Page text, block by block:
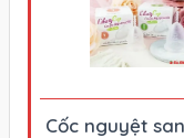
Cốc nguyệt